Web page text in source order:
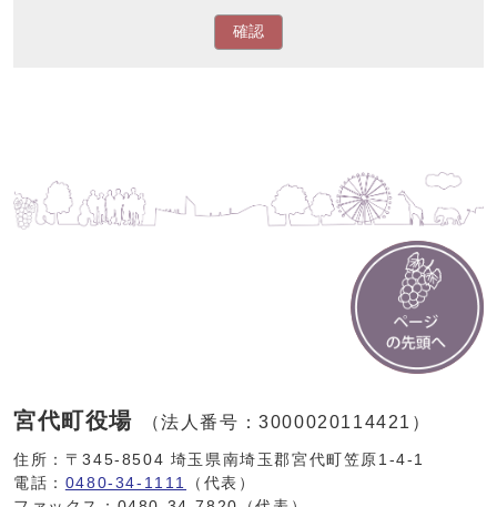
確認
宮代町役場 （法人番号：3000020114421）
住所：〒345-8504 埼玉県南埼玉郡宮代町笠原1-4-1
電話： 0480-34-1111
（代表）